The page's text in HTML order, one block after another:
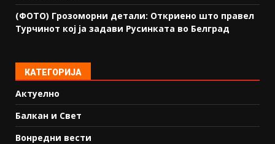
(ФОТО) Грозоморни детали: Откриено што правел
Турчинот кој ја задави Русинката во Белград
КАТЕГОРИЈА
Актуелно
Балкан и Свет
Вонредни вести